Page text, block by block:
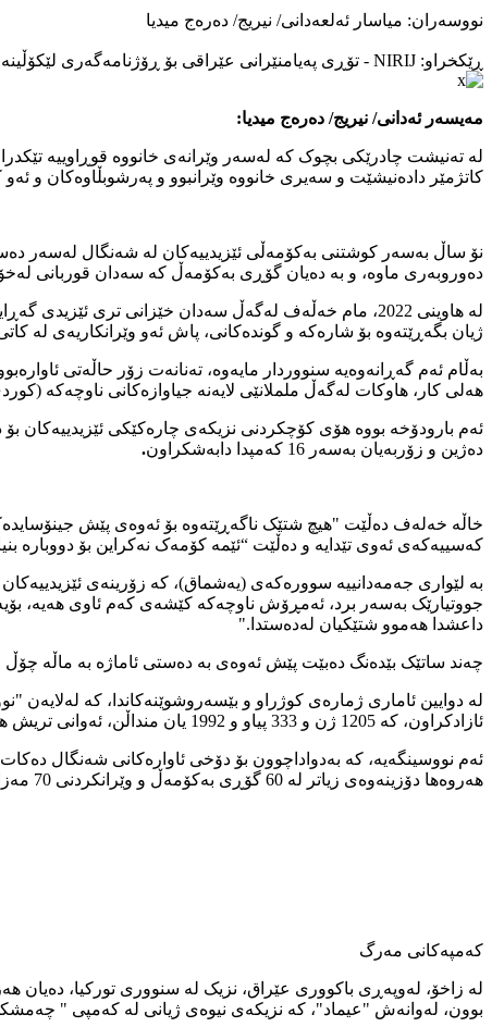
نووسەران: میاسار ئەلعەدانی/ نیریج/ دەرەج میدیا
ڕێکخراو: NIRIJ - تۆڕی پەیامنێرانی عێراقی بۆ ڕۆژنامەگەری لێکۆڵینەوە
مەيسەر ئەدانی/ نيريج/ دەرەج ميديا:
کاتژمێر دادەنیشێت و سەیری خانووە وێرانبوو و پەرشوبڵاوەکان و
دەوروبەری ماوە، و بە دەیان گۆڕی بەکۆمەڵ کە سەدان قوربانی
لە هاوینی 2022، مام خەڵەف لەگەڵ سەدان خێزانی تری
ژیان بگەڕێتەوە بۆ شارەکە و گوندەکانی، پاش ئەو وێرانکاریەی لە
بەڵام ئەم گەڕانەوەیە سنووردار مایەوە، تەنانەت زۆر حاڵەتی
هەلی کار، هاوکات لەگەڵ ململانێی لایەنە جیاوازەکانی ناوچەکە
دەژین و زۆربەیان بەسەر 16 کەمپدا دابەشکراون
.
خاڵە خەلەف دەڵێت "هیچ شتێک ناگەڕێتەوە بۆ ئەوەی پێش
کەسییەکەی ئەوی تێدایە و دەڵێت “ئێمە کۆمەک نەکراین بۆ دووبارە
بە لێواری جەمەدانییە سوورەکەی (یەشماق)، کە زۆرینەی
جووتیارێک بەسەر برد، ئەمڕۆش ناوچەکە کێشەی کەم ئاوی هەیە،
داعشدا هەموو شتێکیان لەدەستدا."
چەند ساتێک بێدەنگ دەبێت پێش ئەوەی بە دەستی ئاماژە بە ماڵە
ئازادکراون، کە 1205 ژن و 333 پیاو و 1992 یان منداڵن، ئەوانی تریش هێشتا بێسەروشوێنن.
هەروەها دۆزینەوەی زیاتر لە 60 گۆڕی بەکۆمەڵ و وێرانکردنی 70 مەزارگەی ئایینی ئێزیدی پشتڕاست دەکاتەوە.
کەمپەکانی مەرگ
لە زاخۆ، لەوپەڕی باکووری عێراق، نزیک لە سنووری تورکیا، دەیان
بوون، لەوانەش "عیماد"، کە نزیکەی نیوەی ژیانی لە کەمپی "